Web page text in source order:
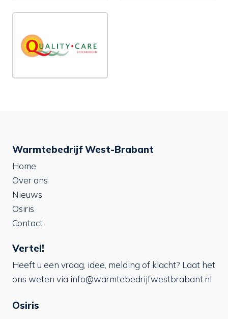
Warmtebedrijf West-Brabant
Home
Over ons
Nieuws
Osiris
Contact
Vertel!
Heeft u een vraag, idee, melding of klacht? Laat het
ons weten via info@warmtebedrijfwestbrabant.nl
Osiris